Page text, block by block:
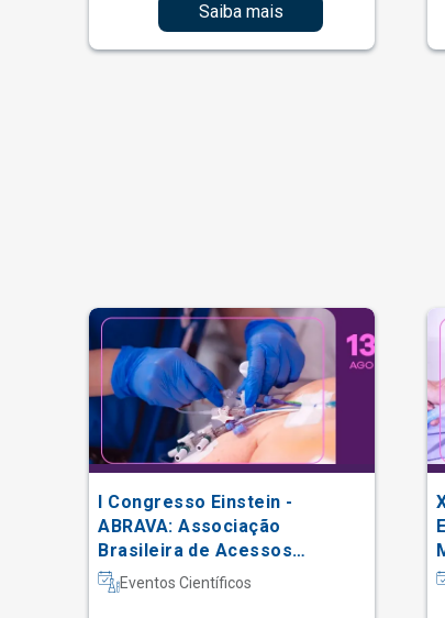
Saiba mais
I Congresso Einstein -
ABRAVA: Associação
Brasileira de Acessos
Vasculares
Eventos Científicos